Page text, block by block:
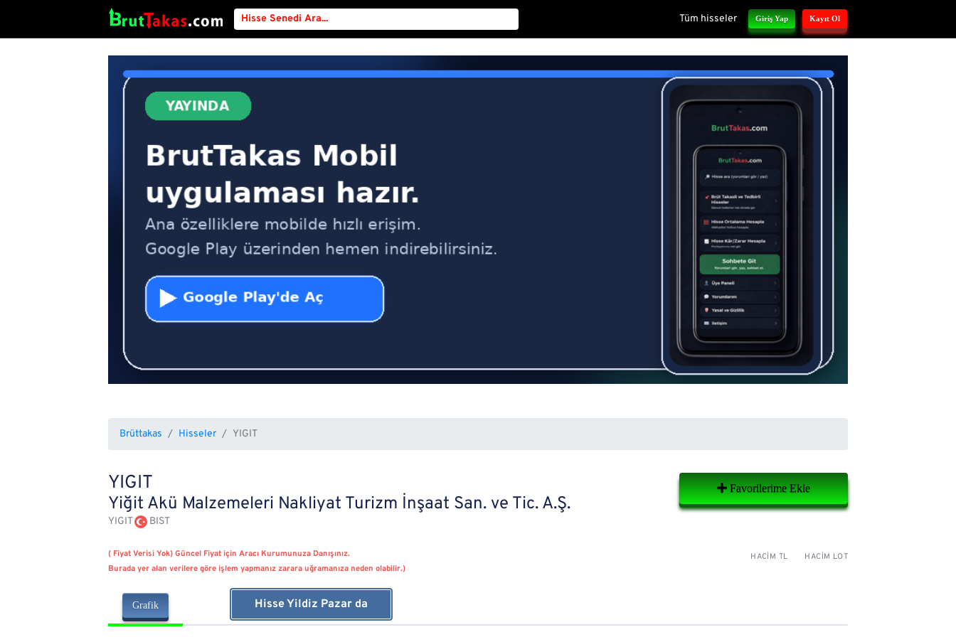
Tüm hisseler Giriş Yap Kayıt Ol
Brüttakas Hisseler YIGIT
YIGIT
Yiğit Akü Malzemeleri Nakliyat Turizm İnşaat San. ve Tic. A.Ş.
YIGIT BIST
Favorilerime Ekle
( Fiyat Verisi Yok) Güncel Fiyat için Aracı Kurumunuza Danışınız.
Burada yer alan verilere göre işlem yapmanız zarara uğramanıza neden olabilir.)
HACIM TL HACIM LOT
Grafik Hisse Yildiz Pazar da